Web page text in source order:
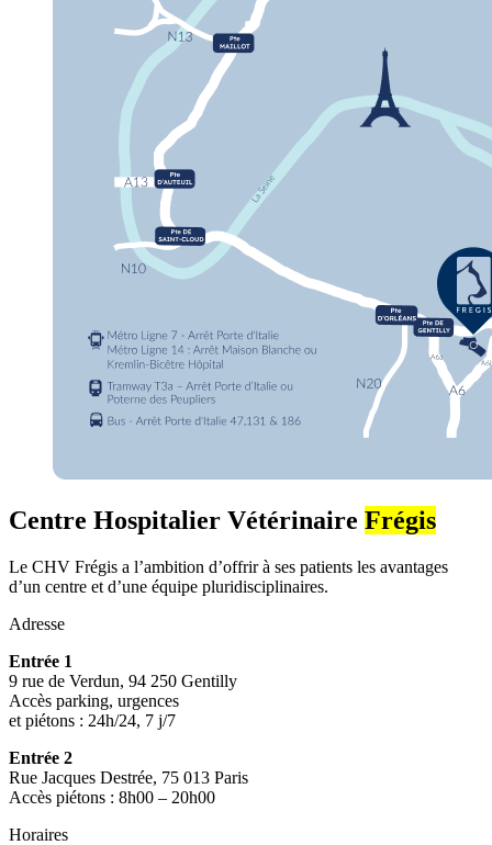
Centre Hospitalier Vétérinaire Frégis
Le CHV Frégis a l’ambition d’offrir à ses patients les avantages
d’un centre et d’une équipe pluridisciplinaires.
Adresse
Entrée 1
9 rue de Verdun, 94 250 Gentilly
Accès parking, urgences
et piétons : 24h/24, 7 j/7
Entrée 2
Rue Jacques Destrée, 75 013 Paris
Accès piétons : 8h00 – 20h00
Horaires